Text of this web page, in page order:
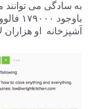
آشپزخانه او